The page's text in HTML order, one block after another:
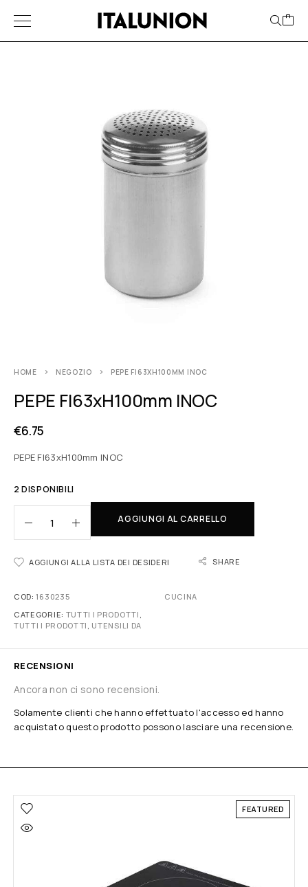
HOME NEGOZIO PEPE FI63XH100MM INOC
PEPE FI63xH100mm INOC
€6.75
PEPE FI63xH100mm INOC
2 DISPONIBILI
AGGIUNGI AL CARRELLO
AGGIUNGI ALLA LISTA DEI DESIDERI SHARE
COD:1630235
CATEGORIE: TUTTI I PRODOTTI ,
TUTTI I PRODOTTI , UTENSILI DA
CUCINA
RECENSIONI
Ancora non ci sono recensioni.
Solamente clienti che hanno effettuato l'accesso ed hanno
acquistato questo prodotto possono lasciare una recensione.
FEATURED